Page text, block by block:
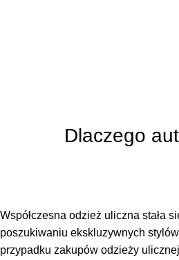
Dlaczego
Współczesna odzież uliczna stała
poszukiwaniu ekskluzywnych
przypadku zakupów odzieży